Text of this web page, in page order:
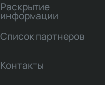
Раскрытие
информации
Список партнеров
Контакты